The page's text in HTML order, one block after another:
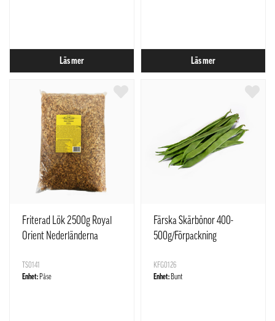
Läs mer Läs mer
Friterad Lök 2500g Royal
Orient Nederländerna
TS0141
Enhet: Påse
Färska Skärbönor 400-
500g/Förpackning
KFG0126
Enhet: Bunt